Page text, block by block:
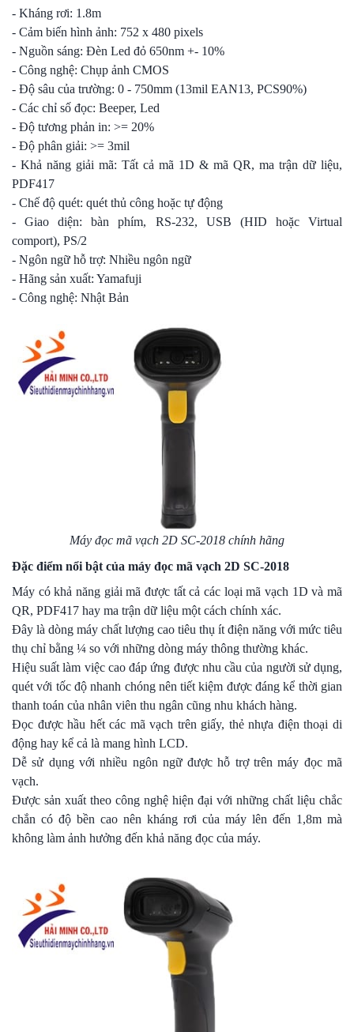
- Kháng rơi: 1.8m
- Cảm biến hình ảnh: 752 x 480 pixels
- Nguồn sáng: Đèn Led đỏ 650nm +- 10%
- Công nghệ: Chụp ảnh CMOS
- Độ sâu của trường: 0 - 750mm (13mil EAN13, PCS90%)
- Các chỉ số đọc: Beeper, Led
- Độ tương phản in: >= 20%
- Độ phân giải: >= 3mil
- Khả năng giải mã: Tất cả mã 1D & mã QR, ma trận dữ liệu,
PDF417
- Chế độ quét: quét thủ công hoặc tự động
- Giao diện: bàn phím, RS-232, USB (HID hoặc Virtual
comport), PS/2
- Ngôn ngữ hỗ trợ: Nhiều ngôn ngữ
- Hãng sản xuất: Yamafuji
- Công nghệ: Nhật Bản
Máy đọc mã vạch 2D SC-2018 chính hãng
Đặc điểm nổi bật của máy đọc mã vạch 2D SC-2018
Máy có khả năng giải mã được tất cả các loại mã vạch 1D và mã
QR, PDF417 hay ma trận dữ liệu một cách chính xác.
Đây là dòng máy chất lượng cao tiêu thụ ít điện năng với mức tiêu
thụ chỉ bằng ¼ so với những dòng máy thông thường khác.
Hiệu suất làm việc cao đáp ứng được nhu cầu của người sử dụng,
quét với tốc độ nhanh chóng nên tiết kiệm được đáng kể thời gian
thanh toán của nhân viên thu ngân cũng nhu khách hàng.
Đọc được hầu hết các mã vạch trên giấy, thẻ nhựa điện thoại di
động hay kể cả là mang hình LCD.
Dễ sử dụng với nhiều ngôn ngữ được hỗ trợ trên máy đọc mã
vạch.
Được sản xuất theo công nghệ hiện đại với những chất liệu chắc
chắn có độ bền cao nên kháng rơi của máy lên đến 1,8m mà
không làm ảnh hưởng đến khả năng đọc của máy.